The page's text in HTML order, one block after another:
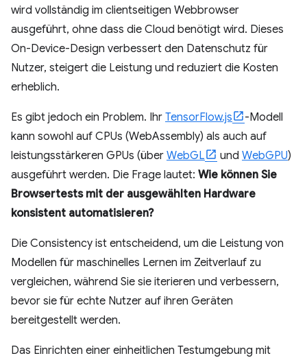
wird vollständig im clientseitigen Webbrowser
ausgeführt, ohne dass die Cloud benötigt wird. Dieses
On-Device-Design verbessert den Datenschutz für
Nutzer, steigert die Leistung und reduziert die Kosten
erheblich.
Es gibt jedoch ein Problem. Ihr TensorFlow.js
-Modell
kann sowohl auf CPUs (WebAssembly) als auch auf
leistungsstärkeren GPUs (über WebGL und WebGPU)
ausgeführt werden. Die Frage lautet: Wie können Sie
Browsertests mit der ausgewählten Hardware
konsistent automatisieren?
Die Consistency ist entscheidend, um die Leistung von
Modellen für maschinelles Lernen im Zeitverlauf zu
vergleichen, während Sie sie iterieren und verbessern,
bevor sie für echte Nutzer auf ihren Geräten
bereitgestellt werden.
Das Einrichten einer einheitlichen Testumgebung mit